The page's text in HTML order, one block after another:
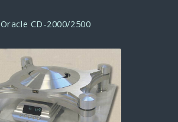
Oracle CD-2000/2500